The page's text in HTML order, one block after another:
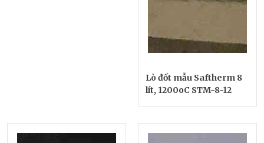
Lò đốt mẫu Saftherm 8
lít, 1200oC STM-8-12